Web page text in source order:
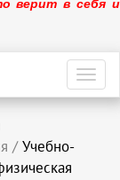
верит в себя и
/ Учебно-